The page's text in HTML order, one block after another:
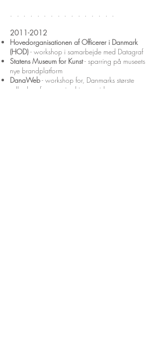
. . . . . . . . . . . . . . . .
2011-2012
Hovedorganisationen af Officerer i Danmark
(HOD) - workshop i samarbejde med Datagraf
Statens Museum for Kunst- sparring på museets
nye brandplatform
DanaWeb- workshop for, Danmarks største
udbyder af responsive hjemmesider